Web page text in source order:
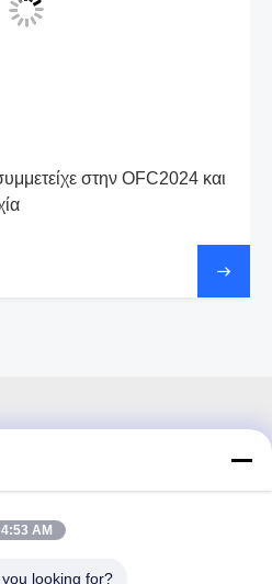
στην OFC2024 και
Wuhe Blvd, Guanlan Longhua,
fanny@opticking.com
4:53 AM
looking for?